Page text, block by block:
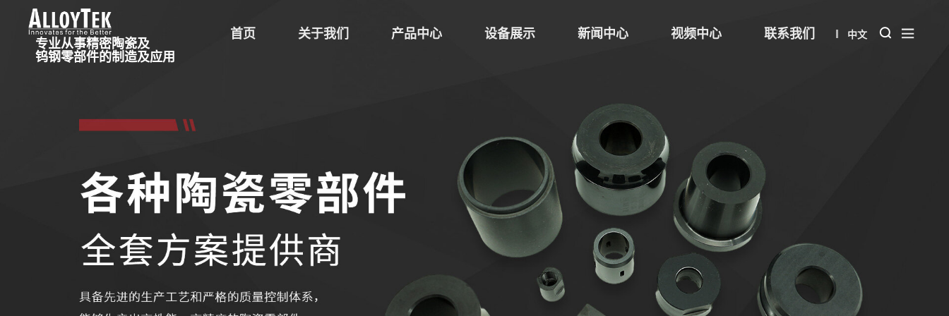
专业从事精密陶瓷及
钨钢零部件的制造及应用
首页 关于我们 产品中心 设备展示 新闻中心 视频中心 联系我们 中文